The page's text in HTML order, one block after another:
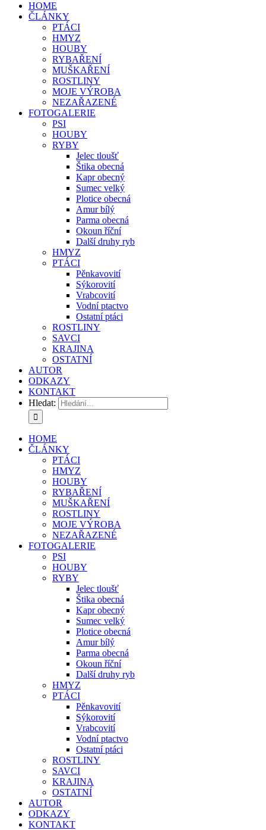
HOME
ČLÁNKY
PTÁCI
HMYZ
HOUBY
RYBAŘENÍ
MUŠKAŘENÍ
ROSTLINY
MOJE VÝROBA
NEZAŘAZENÉ
FOTOGALERIE
PSI
HOUBY
RYBY
Jelec tloušť
Štika obecná
Kapr obecný
Sumec velký
Plotice obecná
Amur bílý
Parma obecná
Okoun říční
Další druhy ryb
HMYZ
PTÁCI
Pěnkavovití
Sýkorovití
Vrabcovití
Vodní ptactvo
Ostatní ptáci
ROSTLINY
SAVCI
KRAJINA
OSTATNÍ
AUTOR
ODKAZY
KONTAKT
Hledat:
HOME
ČLÁNKY
PTÁCI
HMYZ
HOUBY
RYBAŘENÍ
MUŠKAŘENÍ
ROSTLINY
MOJE VÝROBA
NEZAŘAZENÉ
FOTOGALERIE
PSI
HOUBY
RYBY
Jelec tloušť
Štika obecná
Kapr obecný
Sumec velký
Plotice obecná
Amur bílý
Parma obecná
Okoun říční
Další druhy ryb
HMYZ
PTÁCI
Pěnkavovití
Sýkorovití
Vrabcovití
Vodní ptactvo
Ostatní ptáci
ROSTLINY
SAVCI
KRAJINA
OSTATNÍ
AUTOR
ODKAZY
KONTAKT